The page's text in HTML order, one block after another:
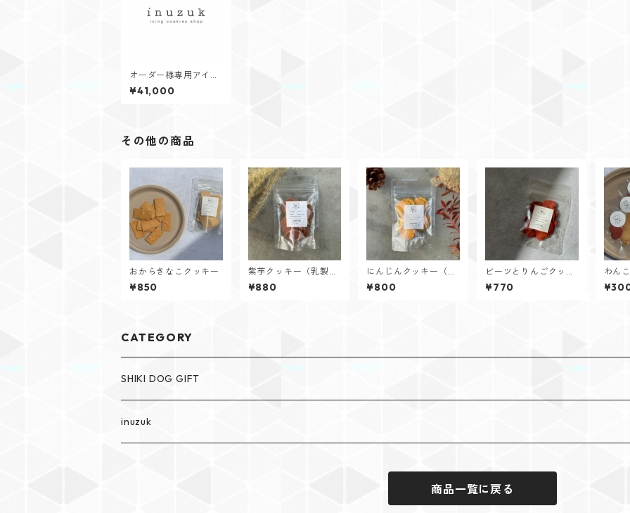
オーダー様専用アイシ
ングクッキー
¥41,000
その他の商品
おからきなこクッキー
¥850
紫芋クッキー（乳製
品・卵不使用）
¥880
にんじんクッキー（乳
製品・卵不使用）
¥800
ビーツとりんごクッキ
ー
¥770
わん
CATEGORY
SHIKI DOG GIFT
SHIKI The dog cakery
inuzuk
商品一覧に戻る